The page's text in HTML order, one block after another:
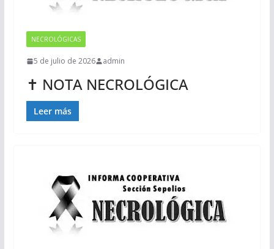
NECROLÓGICAS
5 de julio de 2026 admin
✝ NOTA NECROLÓGICA
Leer más